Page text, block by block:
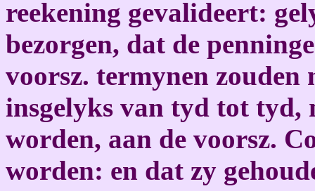
reekening gevalideert:
bezorgen, dat de
voorsz. termynen zouden
insgelyks van tyd tot tyd,
worden, aan de voorsz.
worden: en dat zy